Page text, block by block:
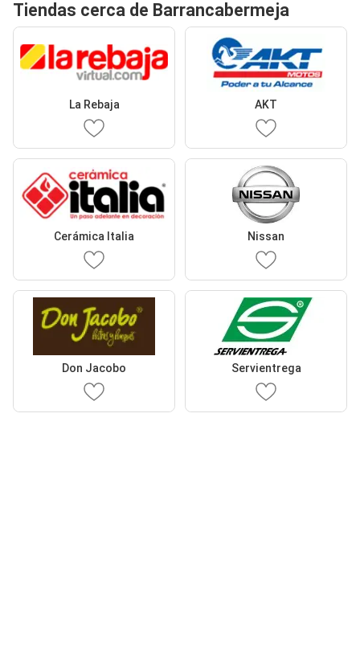
Tiendas cerca de Barrancabermeja
La Rebaja AKT
Cerámica Italia Nissan
Don Jacobo Servientrega